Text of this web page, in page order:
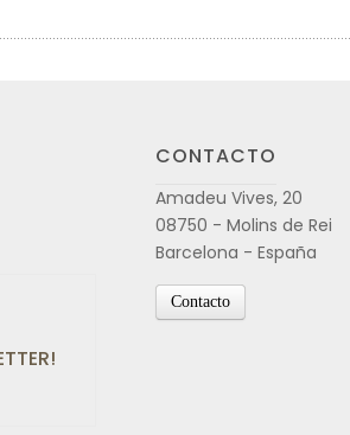
CONTACTO
Amadeu Vives, 20
08750 - Molins de Rei
Barcelona - España
Contacto